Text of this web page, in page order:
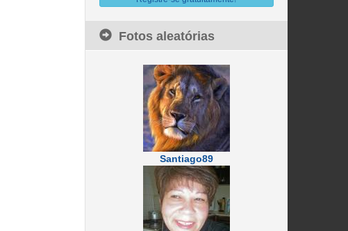
Fotos aleatórias
Santiago89